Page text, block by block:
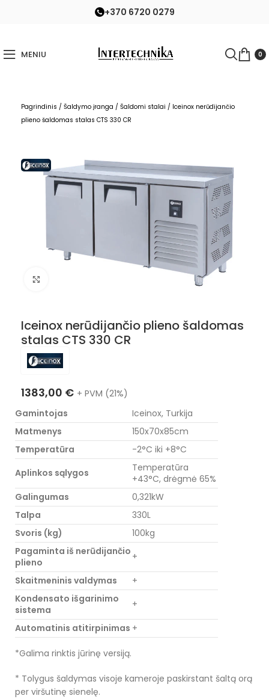
+370 6720 0279
MENIU 0
Pagrindinis / Šaldymo įranga / Šaldomi stalai / Iceinox nerūdijančio
plieno šaldomas stalas CTS 330 CR
Iceinox nerūdijančio plieno šaldomas
stalas CTS 330 CR
1383,00 € + PVM (21%)
Gamintojas
Iceinox, Turkija
Matmenys
150x70x85cm
Temperatūra
-2°C iki +8°C
Aplinkos sąlygos
Temperatūra
+43°C, drėgmė 65%
Galingumas
0,321kW
Talpa
330L
Svoris (kg)
100kg
Pagaminta iš nerūdijančio
plieno
+
Skaitmeninis valdymas
+
Kondensato išgarinimo
sistema
+
Automatinis atitirpinimas +
*Galima rinktis jūrinę versiją.
* Tolygus šaldymas visoje kameroje paskirstant šaltą orą
per viršutinę sienelę.